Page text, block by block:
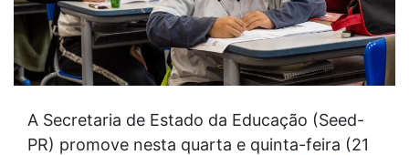
A Secretaria de Estado da Educação (Seed-
PR) promove nesta quarta e quinta-feira (21